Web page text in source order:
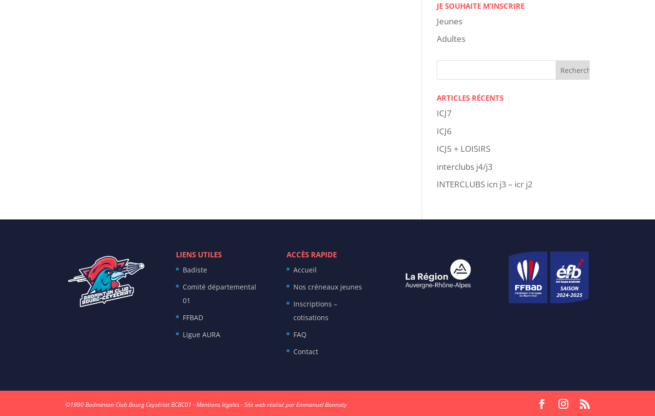
JE SOUHAITE M’INSCRIRE
Jeunes
Adultes
ARTICLES RÉCENTS
ICJ7
ICJ6
ICJ5 + LOISIRS
interclubs j4/j3
INTERCLUBS icn j3 – icr j2
LIENS UTILES
Badiste
Comité départemental
01
FFBAD
Ligue AURA
ACCÈS RAPIDE
Accueil
Nos créneaux jeunes
Inscriptions –
cotisations
FAQ
Contact
©1990Badminton Club Bourg Ceyzériat BCBC01 -Mentions légales- Site web réalisé parEmmanuel Bonnaty